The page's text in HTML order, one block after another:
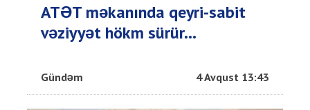
ATƏT məkanında qeyri-sabit
vəziyyət hökm sürür...
Gündəm 4 Avqust 13:43